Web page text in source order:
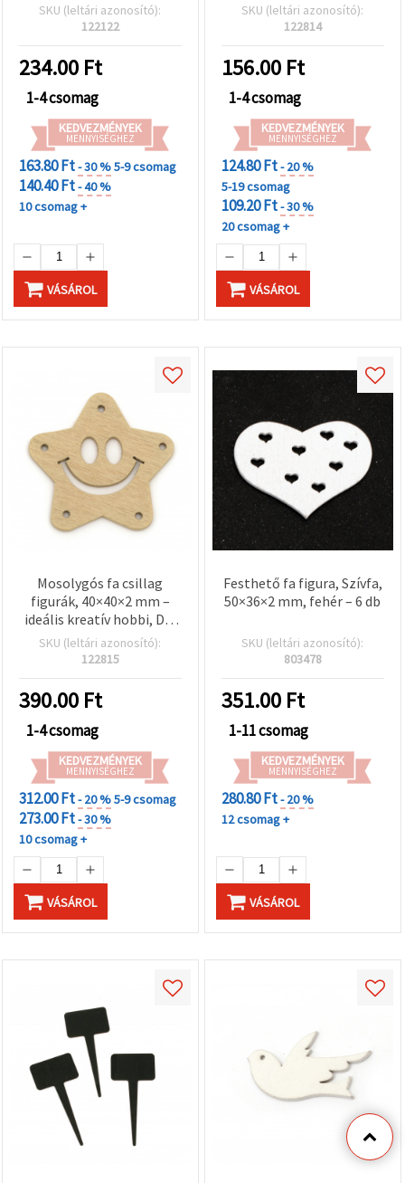
SKU (leltári azonosító):
122122
234.00 Ft
1-4 csomag
KEDVEZMÉNYEK
MENNYISÉGHEZ
163.80 Ft- 30 %5-9 csomag
140.40 Ft- 40 %
10 csomag +
VÁSÁROL
SKU (leltári azonosító):
122814
156.00 Ft
1-4 csomag
KEDVEZMÉNYEK
MENNYISÉGHEZ
124.80 Ft- 20 %
5-19 csomag
109.20 Ft- 30 %
20 csomag +
VÁSÁROL
Mosolygós fa csillag
figurák, 40×40×2 mm –
ideális kreatív hobbi, DIY
és dekorációs
projektekhez, 2 mm-es
SKU (leltári azonosító):
122815
390.00 Ft
1-4 csomag
KEDVEZMÉNYEK
MENNYISÉGHEZ
312.00 Ft- 20 %5-9 csomag
273.00 Ft- 30 %
10 csomag +
VÁSÁROL
Festhető fa figura, Szívfa,
50×36×2 mm, fehér – 6 db
SKU (leltári azonosító):
803478
351.00 Ft
1-11 csomag
KEDVEZMÉNYEK
MENNYISÉGHEZ
280.80 Ft- 20 %
12 csomag +
VÁSÁROL